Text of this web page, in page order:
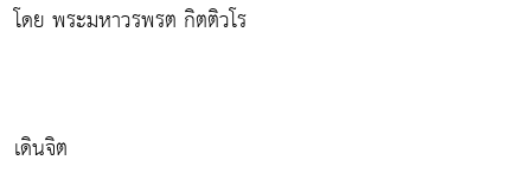
โดย พระมหาวรพรต กิตติวโร
เดินจิต